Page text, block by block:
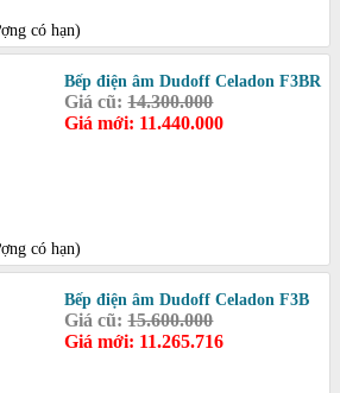
có hạn)
Bếp điện âm Dudoff Celadon F3BR
Giá cũ:14.300.000
Giá mới: 11.440.000
có hạn)
Bếp điện âm Dudoff Celadon F3B
Giá cũ:15.600.000
Giá mới: 11.265.716